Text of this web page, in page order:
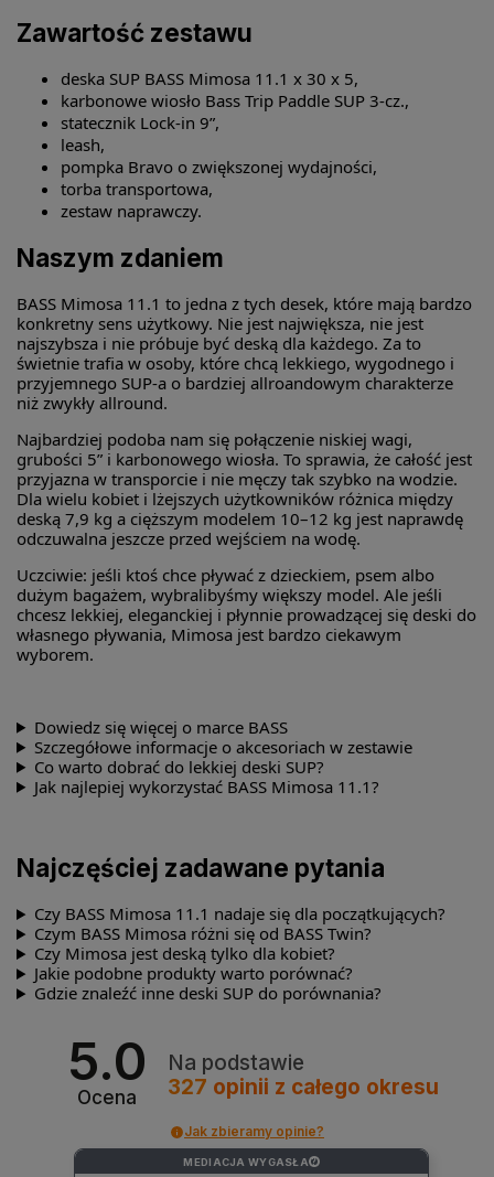
Zawartość zestawu
deska SUP BASS Mimosa 11.1 x 30 x 5,
karbonowe wiosło Bass Trip Paddle SUP 3-cz.,
statecznik Lock-in 9”,
leash,
pompka Bravo o zwiększonej wydajności,
torba transportowa,
zestaw naprawczy.
Naszym zdaniem
BASS Mimosa 11.1 to jedna z tych desek, które mają bardzo
konkretny sens użytkowy. Nie jest największa, nie jest
najszybsza i nie próbuje być deską dla każdego. Za to
świetnie trafia w osoby, które chcą lekkiego, wygodnego i
przyjemnego SUP-a o bardziej allroandowym charakterze
niż zwykły allround.
Najbardziej podoba nam się połączenie niskiej wagi,
grubości 5” i karbonowego wiosła. To sprawia, że całość jest
przyjazna w transporcie i nie męczy tak szybko na wodzie.
Dla wielu kobiet i lżejszych użytkowników różnica między
deską 7,9 kg a cięższym modelem 10–12 kg jest naprawdę
odczuwalna jeszcze przed wejściem na wodę.
Uczciwie: jeśli ktoś chce pływać z dzieckiem, psem albo
dużym bagażem, wybralibyśmy większy model. Ale jeśli
chcesz lekkiej, eleganckiej i płynnie prowadzącej się deski do
własnego pływania, Mimosa jest bardzo ciekawym
wyborem.
Dowiedz się więcej o marce BASS
Szczegółowe informacje o akcesoriach w zestawie
Co warto dobrać do lekkiej deski SUP?
Jak najlepiej wykorzystać BASS Mimosa 11.1?
Najczęściej zadawane pytania
Czy BASS Mimosa 11.1 nadaje się dla początkujących?
Czym BASS Mimosa różni się od BASS Twin?
Czy Mimosa jest deską tylko dla kobiet?
Jakie podobne produkty warto porównać?
Gdzie znaleźć inne deski SUP do porównania?
5.0
Ocena
Na podstawie
327 opinii z całego okresu
Jak zbieramy opinie?
MEDIACJA WYGASŁA ?